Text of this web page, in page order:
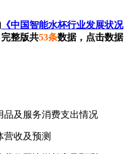
《中国智能水杯行业发展状况
整版共53条数据，点击数据
品及服务消费支出情况
营收及预测